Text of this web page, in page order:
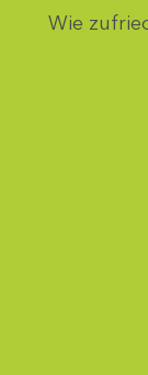
Wie